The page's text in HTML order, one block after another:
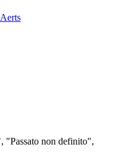
"Passato non definito",